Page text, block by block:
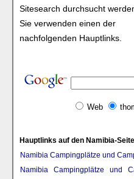
Sitesearch durchsucht
Sie verwenden einen der
nachfolgenden Hauptlinks.
Web
Hauptlinks auf den Namibia-
Namibia Campingplätze und
Namibia Campingplätze und